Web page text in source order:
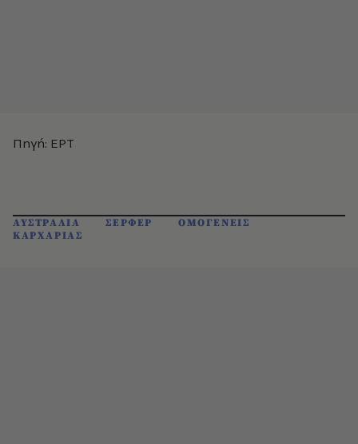
Πηγή: ΕΡΤ
ΑΥΣΤΡΑΛΙΑ ΣΕΡΦΕΡ
ΟΜΟΓΕΝΕΙΣ
ΚΑΡΧΑΡΙΑΣ